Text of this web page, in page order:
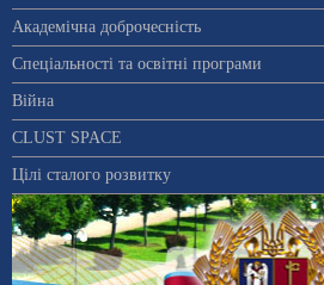
Академічна доброчесність
Спеціальності та освітні програми
Війна
CLUST SPACE
Цілі сталого розвитку